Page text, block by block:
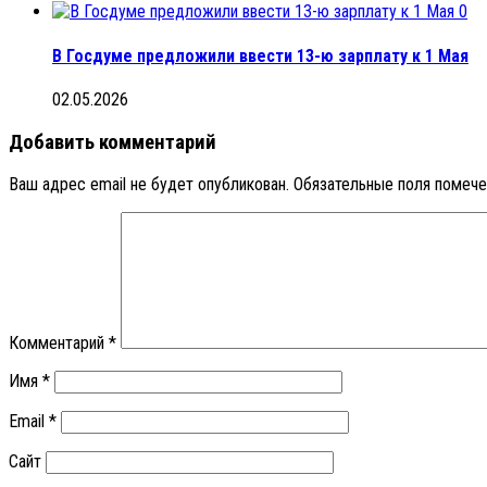
0
В Госдуме предложили ввести 13-ю зарплату к 1 Мая
02.05.2026
Добавить комментарий
Ваш адрес email не будет опубликован. Обязательные поля
Комментарий *
Имя *
Email *
Сайт